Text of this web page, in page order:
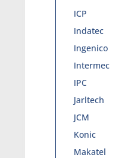
ICP
Indatec
Ingenico
Intermec
IPC
Jarltech
JCM
Konic
Makatel